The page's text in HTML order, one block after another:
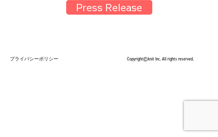
Press Release
プライバシーポリシー Copyright©knit Inc. All rights reserved.